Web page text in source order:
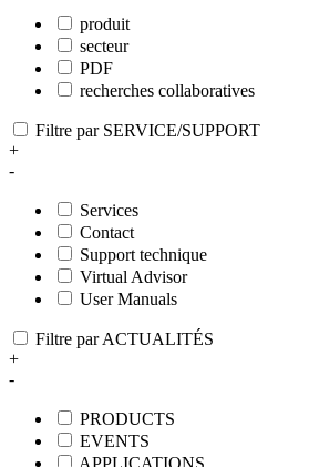
produit
secteur
PDF
recherches collaboratives
Filtre par SERVICE/SUPPORT
+
-
Services
Contact
Support technique
Virtual Advisor
User Manuals
Filtre par ACTUALITÉS
+
-
PRODUCTS
EVENTS